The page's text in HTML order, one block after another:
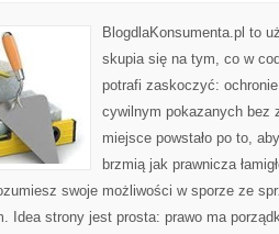
BlogdlaKonsumenta.pl to
skupia się na tym, co w
potrafi zaskoczyć:
cywilnym pokazanych bez
miejsce powstało po to,
brzmią jak prawnicza
swoje możliwości w sporze ze
Idea strony jest prosta: prawo ma